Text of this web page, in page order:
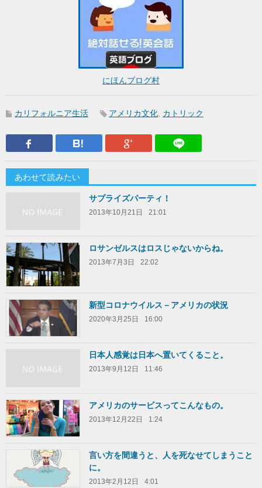
にほんブログ村
カリフォルニア生活 アメリカ文化 カトリック
Facebook はてなブックマークGoogle Plus
あわせて読みたい
サプライズパーティ！
2013年10月21日 21:01
ロサンゼルスはロスじゃないからね。
2013年7月3日 22:02
新型コロナウイルス－アメリカの状況
2020年3月25日 16:00
日本人感覚は日本へ置いてくること。
2013年9月12日 11:46
アメリカのサービスってこんなもの。
2013年12月22日 1:24
言い方を間違うと、人を死なせてしまうこと
に。
2013年2月12日 4:01